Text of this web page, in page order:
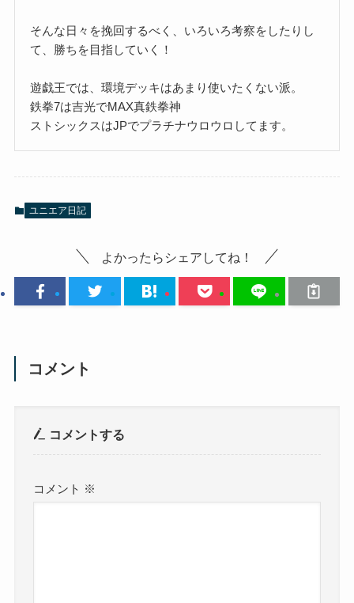
そんな日々を挽回するべく、いろいろ考察をしたりし
て、勝ちを目指していく！
遊戯王では、環境デッキはあまり使いたくない派。
鉄拳7は吉光でMAX真鉄拳神
ストシックスはJPでプラチナウロウロしてます。
ユニエア日記
よかったらシェアしてね！
コメント
コメントする
コメント ※